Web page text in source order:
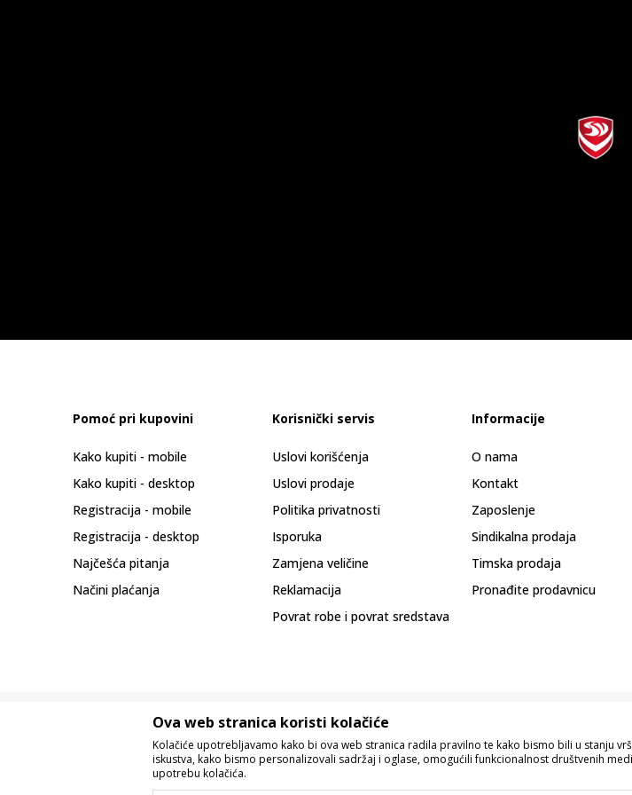
Pomoć pri kupovini
Kako kupiti - mobile
Kako kupiti - desktop
Registracija - mobile
Registracija - desktop
Najčešća pitanja
Načini plaćanja
Korisnički servis
Uslovi korišćenja
Uslovi prodaje
Politika privatnosti
Isporuka
Zamjena veličine
Reklamacija
Povrat robe i povrat sredstava
Informacije
O nama
Kontakt
Zaposlenje
Sindikalna prodaja
Timska prodaja
Pronađite prodavnicu
Nastojimo da budemo što precizniji u opisu proizvoda, prikazu slika i samih cijena,
Ova web stranica koristi kolačiće
Kolačiće upotrebljavamo kako bi ova web stranica radila pravilno te kako bismo bili u stanju
iskustva, kako bismo personalizovali sadržaj i oglase, omogućili funkcionalnost društvenih
upotrebu kolačića.